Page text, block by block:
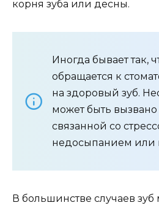
корня зуба или десны.
Иногда бывает так,
обращается к
на здоровый зуб.
может быть
связанной со
недосыпанием или
В большинстве случаев зуб